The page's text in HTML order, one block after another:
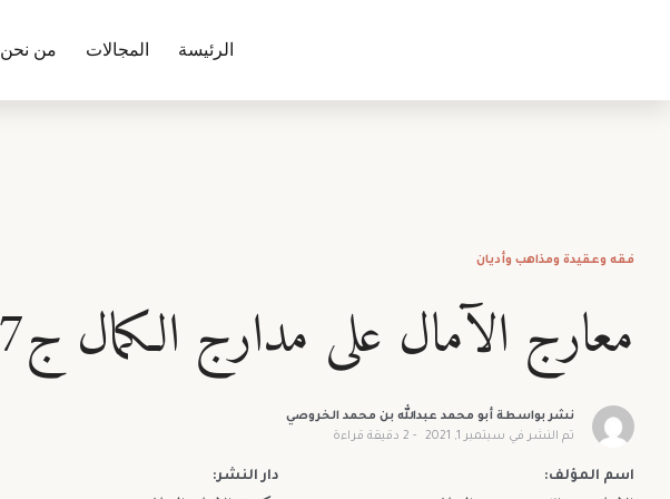
الرئيسة المجالات من نحن
فقه وعقيدة ومذاهب وأديان
معارج الآمال على مدارج الكمال ج7
نشر بواسطة أبو محمد عبدالله بن محمد الخروصي
تم النشر في سبتمبر 1, 2021 2دقيقة قراءة
اسم المؤلف: دار النشر: